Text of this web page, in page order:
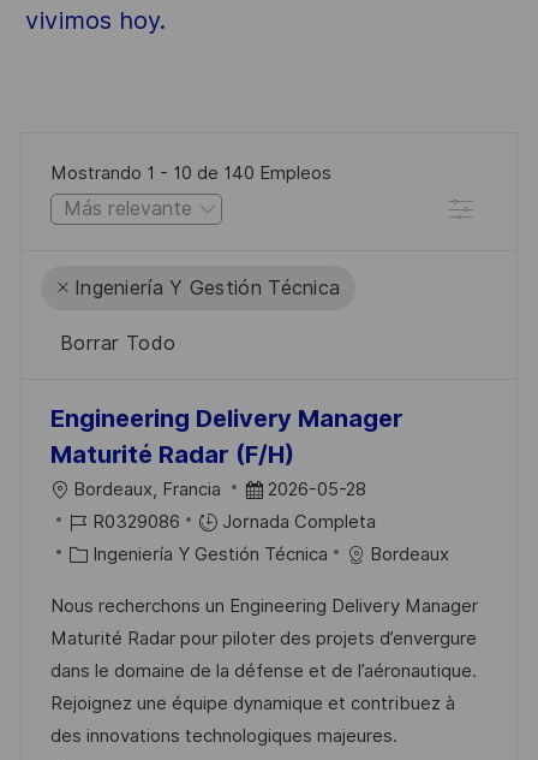
vivimos hoy.
Mostrando 1 - 10 de 140 Empleos
Filtro
Ingeniería Y Gestión Técnica
Borrar Todo
results
updated
result
found
Engineering Delivery Manager
Maturité Radar (F/H)
U
B
A
C
I
Ó
N
Bordeaux, Francia
F
E
C
A
D
E
P
U
2026-05-28
I
D
E
E
M
P
L
R0329086
Jornada Completa
C
T
E
G
O
R
Ingeniería Y Gestión Técnica Bordeaux
Nous recherchons un Engineering Delivery Manager
Maturité Radar pour piloter des projets d’envergure
dans le domaine de la défense et de l’aéronautique.
Rejoignez une équipe dynamique et contribuez à
des innovations technologiques majeures.